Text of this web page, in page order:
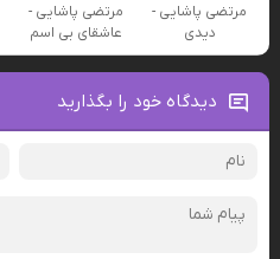
مرتضی پاشایی -
دیدی
مرتضی پاشایی -
عاشقای بی اسم
دیدگاه خود را بگذارید